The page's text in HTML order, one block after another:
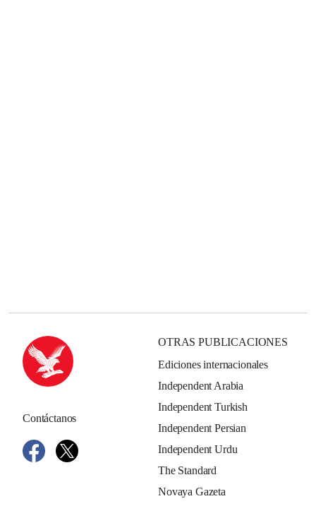
Contáctanos
OTRAS PUBLICACIONES
Ediciones internacionales
Independent Arabia
Independent Turkish
Independent Persian
Independent Urdu
The Standard
Novaya Gazeta